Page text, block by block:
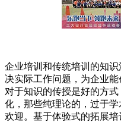
企业培训和传统培训的知
决实际工作问题，为企业
对于知识的传授是好的方
化，那些纯理论的，过于
欢迎。基于体验式的拓展